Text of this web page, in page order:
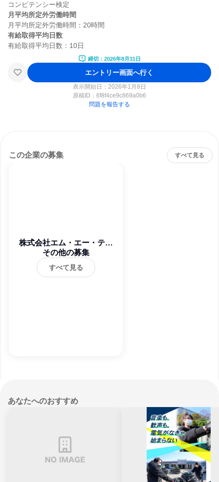
月平均所定外労働時間
有給取得平均日数
締切：2026年8月31日
エントリー画面へ行く
表示開始日：2026年1月8日
原稿ID： 6f8f4ce9c869a0b6
問題を報告する
この企業の募集 すべて見る
株式会社エム・エー・ティ
ー
その他の募集
すべて見る
あなたへのおすすめ